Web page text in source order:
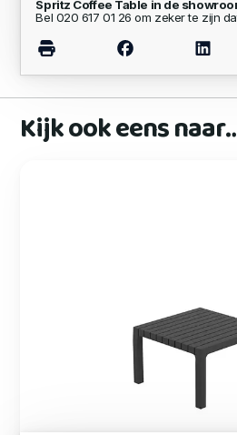
Spritz Coffee Table in de
Bel 020 617 01 26 om zeker te zijn
Kijk ook eens